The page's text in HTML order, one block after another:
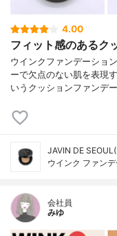
4.00
フィット感のあるク
ウインクファンデーショ
ーで欠点のない肌を表現
いうクッションファンデ
JAVIN DE
ウインク ファン
会社員
みゆ